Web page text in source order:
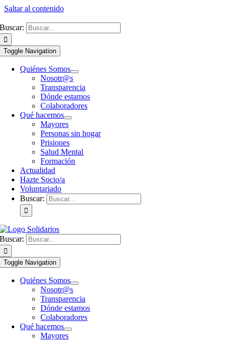
Saltar al contenido
Buscar:
Toggle Navigation
Quiénes Somos
Nosotr@s
Transparencia
Dónde estamos
Colaboradores
Qué hacemos
Mayores
Personas sin hogar
Prisiones
Salud Mental
Formación
Actualidad
Hazte Socio/a
Voluntariado
Buscar:
Buscar:
Toggle Navigation
Quiénes Somos
Nosotr@s
Transparencia
Dónde estamos
Colaboradores
Qué hacemos
Mayores